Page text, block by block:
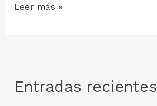
Hola
Leer más »
Entradas recientes